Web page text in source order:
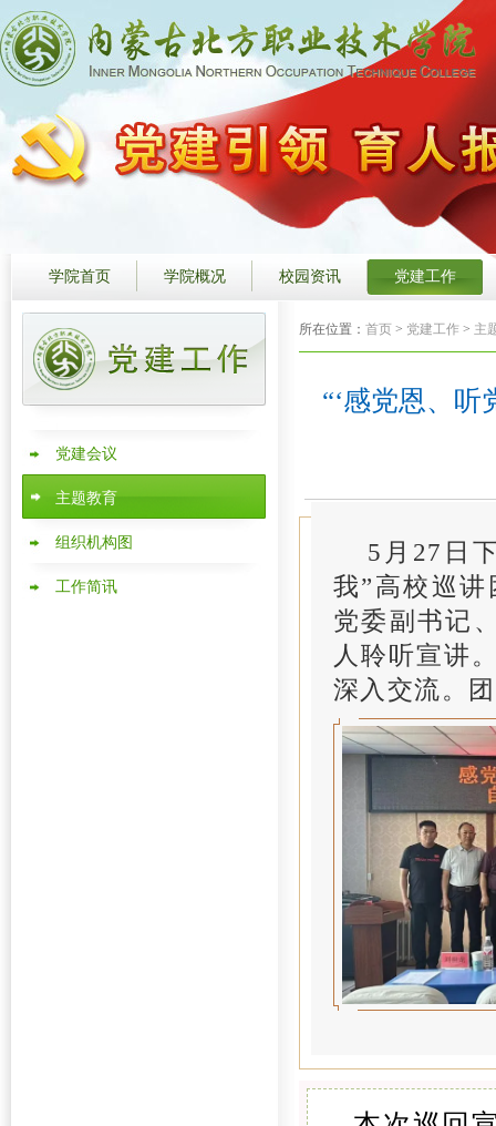
学院首页 学院概况 校园资讯 党建工作
党建会议
主题教育
组织机构图
工作简讯
所在位置： 首页 > 党建工作 > 主
“‘感党恩、
5月27日
我”高校巡
党委副书记
人聆听宣讲
深入交流。